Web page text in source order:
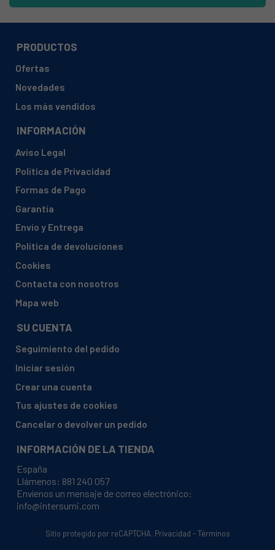
FAGOR, FE-4 GM 902012361
FAGOR, FF-4 GLI 902012389
FAGOR, FF-4 GLB 902012405
FAGOR, FF-4 GLB/N 902012414
FAGOR, FE-3MI 902012441
ASPES, AE-1401 902020101
ASPES, AE-1311 902020147
ASPES, AF-1403 L 902020218
ASPES, AF-1311 L 902020236
ASPES, AF-1312 L 902020245
ASPES, AF-1313 L 902020254
ASPES, AF-1221 L 902020263
PRODUCTOS
Ofertas
Novedades
Los más vendidos
INFORMACIÓN
Aviso Legal
Política de Privacidad
Formas de Pago
Garantía
Envío y Entrega
Política de devoluciones
Cookies
Contacta con nosotros
Mapa web
SU CUENTA
Seguimiento del pedido
Iniciar sesión
Crear una cuenta
Tus ajustes de cookies
Cancelar o devolver un pedido
INFORMACIÓN DE LA TIENDA
España
Llámenos: 881 240 057
Envíenos un mensaje de correo electrónico:
info@intersumi.com
Sitio protegido por reCAPTCHA. Privacidad -Términos